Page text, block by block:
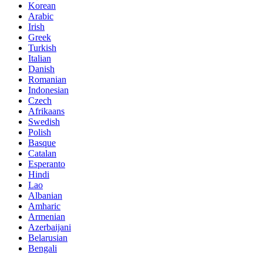
Korean
Arabic
Irish
Greek
Turkish
Italian
Danish
Romanian
Indonesian
Czech
Afrikaans
Swedish
Polish
Basque
Catalan
Esperanto
Hindi
Lao
Albanian
Amharic
Armenian
Azerbaijani
Belarusian
Bengali